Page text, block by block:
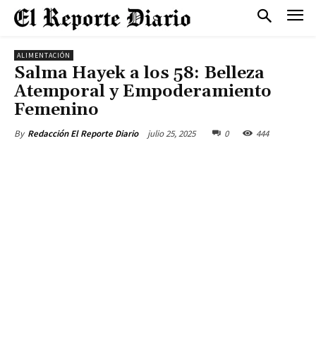
ALIMENTACIÓN
Salma Hayek a los 58: Belleza
Atemporal y Empoderamiento
Femenino
By Redacción El Reporte Diario julio 25, 2025 0 444